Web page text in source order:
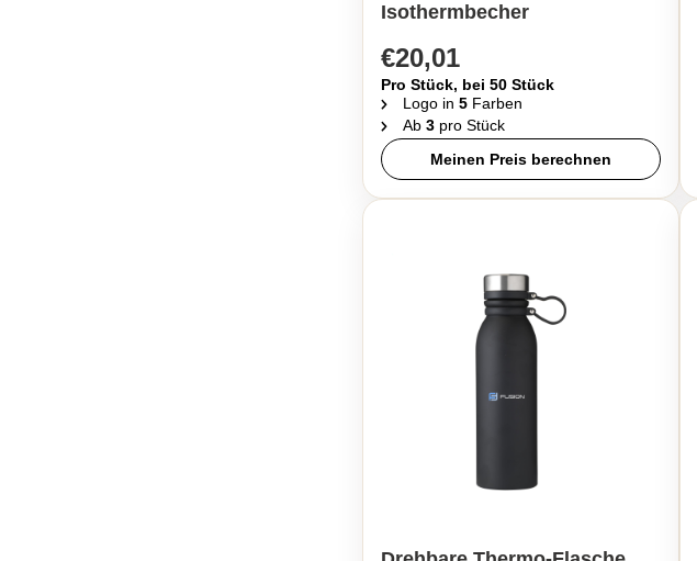
Isothermbecher
€20,01
Pro Stück, bei 50 Stück
Logo in 5 Farben
Ab 3 pro Stück
Meinen Preis berechnen